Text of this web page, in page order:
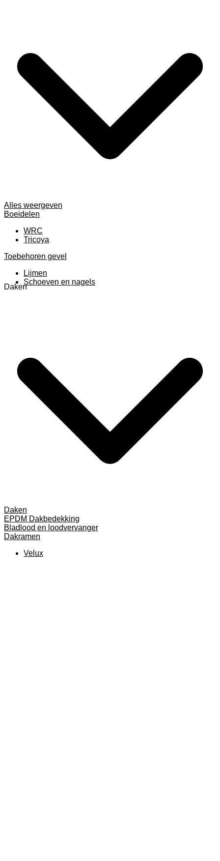
Alles weergeven
Boeidelen
WRC
Tricoya
Toebehoren gevel
Lijmen
Schoeven en nagels
Daken
Daken
EPDM Dakbedekking
Bladlood en loodvervanger
Dakramen
Velux